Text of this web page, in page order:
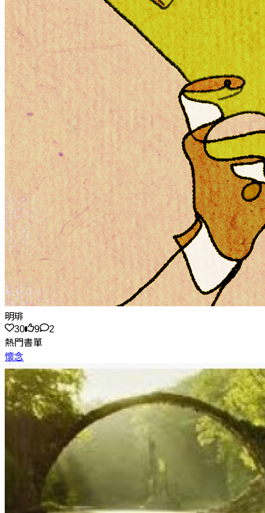
明琲
30
9
2
熱門書單
懷念